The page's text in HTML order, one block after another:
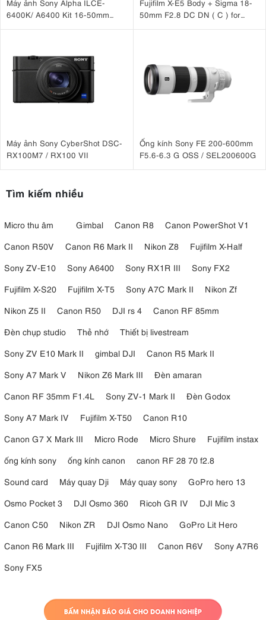
Máy ảnh Sony Alpha ILCE-
6400K/ A6400 Kit 16-50mm
Fujifilm X-E5 Body + Sigma 18-
50mm F2.8 DC DN ( C ) for
Máy ảnh Sony CyberShot DSC-
RX100M7 / RX100 VII
Ống kính Sony FE 200-600mm
F5.6-6.3 G OSS / SEL200600G
Tìm kiếm nhiều
Micro thu âm Gimbal Canon R8
Canon PowerShot V1
Canon R50V
Canon R6 Mark II Nikon Z8
Fujifilm X-Half
Sony ZV-E10
Sony A6400 Sony RX1R III
Sony FX2
Fujifilm X-S20
Fujifilm X-T5 Sony A7C Mark II
Nikon Zf
Nikon Z5 II
Canon R50 DJI rs 4
Canon RF 85mm
Đèn chụp studio
Thẻ nhớ
Thiết bị livestream
Sony ZV E10 Mark II
gimbal DJI
Canon R5 Mark II
Sony A7 Mark V
Nikon Z6 Mark III
Đèn amaran
Canon RF 35mm F1.4L
Sony ZV-1 Mark II
Đèn Godox
Sony A7 Mark IV
Fujifilm X-T50
Canon R10
Canon G7 X Mark III
Micro Rode Micro Shure
Fujifilm instax
ống kính sony
ống kính canon
canon RF 28 70 f2.8
Sound card
Máy quay Dji Máy quay sony
GoPro hero 13
Osmo Pocket 3
DJI Osmo 360 Ricoh GR IV
DJI Mic 3
Canon C50
Nikon ZR DJI Osmo Nano
GoPro Lit Hero
Canon R6 Mark III
Fujifilm X-T30 III Canon R6V
Sony A7R6
Sony FX5